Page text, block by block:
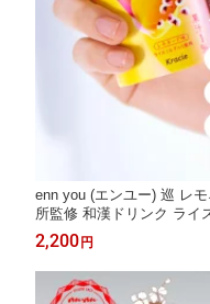
enn you (エンユー) 巡 レ
所監修 和漢ドリンク ライ
ク 和漢エキス 生薬 レモン
レゼント 置き換え
2,200 円